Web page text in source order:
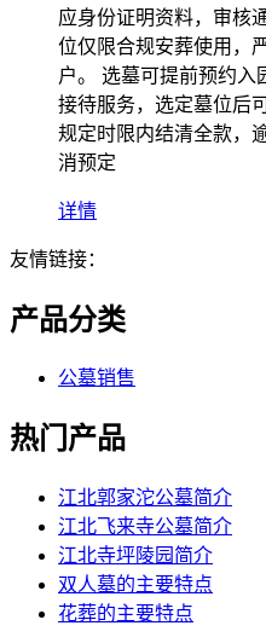
应身份证明资料，审核
位仅限合规安葬使用，
户。 选墓可提前预约入
接待服务，选定墓位后
规定时限内结清全款，
消预定
详情
友情链接：
产品分类
公墓销售
热门产品
江北郭家沱公墓简介
江北飞来寺公墓简介
江北寺坪陵园简介
双人墓的主要特点
花葬的主要特点